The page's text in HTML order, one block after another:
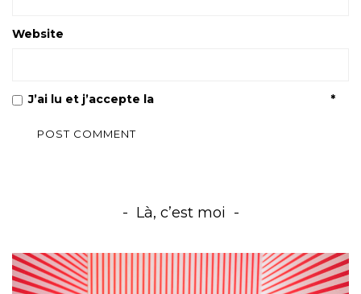
Website
J’ai lu et j’accepte la *
Là, c’est moi